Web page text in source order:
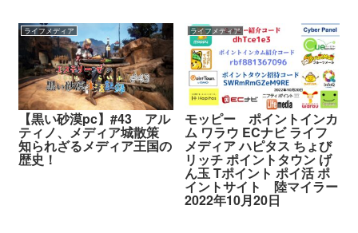
ライフメディア
【黒い砂漠pc】#43 アル
ティノ、メディア城散策
知られざるメディア王国の
歴史！
ライフメディア
モッピー ポイントインカ
ム ワラウ ECナビ ライフ
メディア ハピタス ちょび
リッチ ポイントタウン げ
ん玉 Tポイント ポイ活 ポ
イントサイト 陸マイラー
2022年10月20日